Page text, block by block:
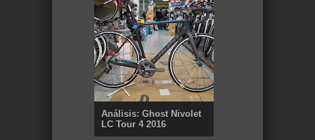
Análisis: Ghost Nivolet
LC Tour 4 2016